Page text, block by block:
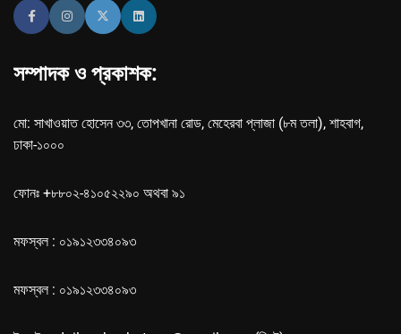
সম্পাদক ও প্রকাশক:
মো: সাখাওয়াত হোসেন ৩৩, তোপখানা রোড, মেহেরবা প্লাজা (৮ম তলা), শাহবাগ,
ঢাকা-১০০০
ফোনঃ +৮৮০২-৪১০৫২২৯০ অথবা ৯১
মফস্বল : ০১৯১২৩৩৪০৯৩
মফস্বল : ০১৯১২৩৩৪০৯৩